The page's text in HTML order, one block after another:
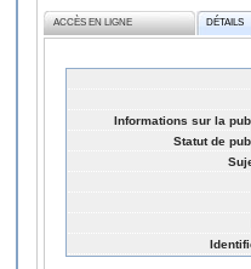
ACCÈS EN LIGNE DÉTAILS
Informations sur la
Statut de